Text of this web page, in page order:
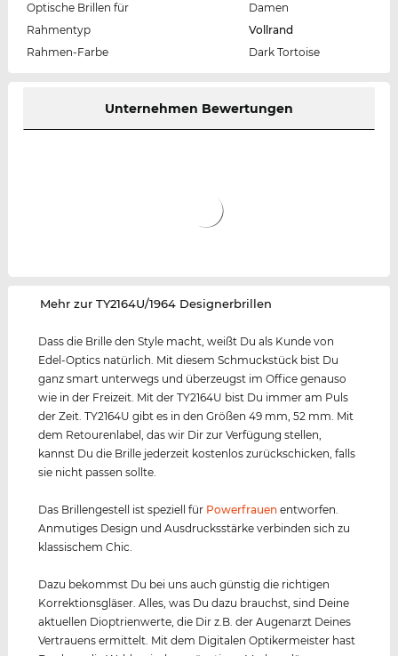
Optische Brillen für
Damen
Rahmentyp
Vollrand
Rahmen-Farbe
Dark Tortoise
Unternehmen Bewertungen
‌Mehr zur TY2164U/1964 Designerbrillen
Dass die Brille den Style macht, weißt Du als Kunde von
Edel-Optics natürlich. Mit diesem Schmuckstück bist Du
ganz smart unterwegs und überzeugst im Office genauso
wie in der Freizeit. Mit der TY2164U bist Du immer am Puls
der Zeit. TY2164U gibt es in den Größen 49 mm, 52 mm. Mit
dem Retourenlabel, das wir Dir zur Verfügung stellen,
kannst Du die Brille jederzeit kostenlos zurückschicken, falls
sie nicht passen sollte.
Das Brillengestell ist speziell für Powerfrauen entworfen.
Anmutiges Design und Ausdrucksstärke verbinden sich zu
klassischem Chic.
Dazu bekommst Du bei uns auch günstig die richtigen
Korrektionsgläser. Alles, was Du dazu brauchst, sind Deine
aktuellen Dioptrienwerte, die Dir z.B. der Augenarzt Deines
Vertrauens ermittelt. Mit dem Digitalen Optikermeister hast